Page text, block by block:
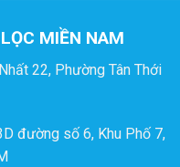
MIỀN NAM
22, Phường Tân Thới
đường số 6, Khu Phố 7,